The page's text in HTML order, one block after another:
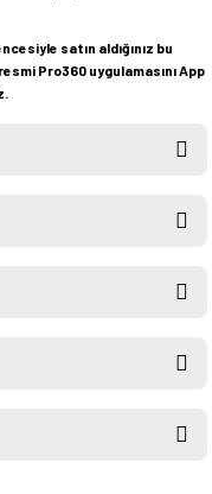
satın aldığınız bu
Pro360 uygulamasını App
tarafımıza